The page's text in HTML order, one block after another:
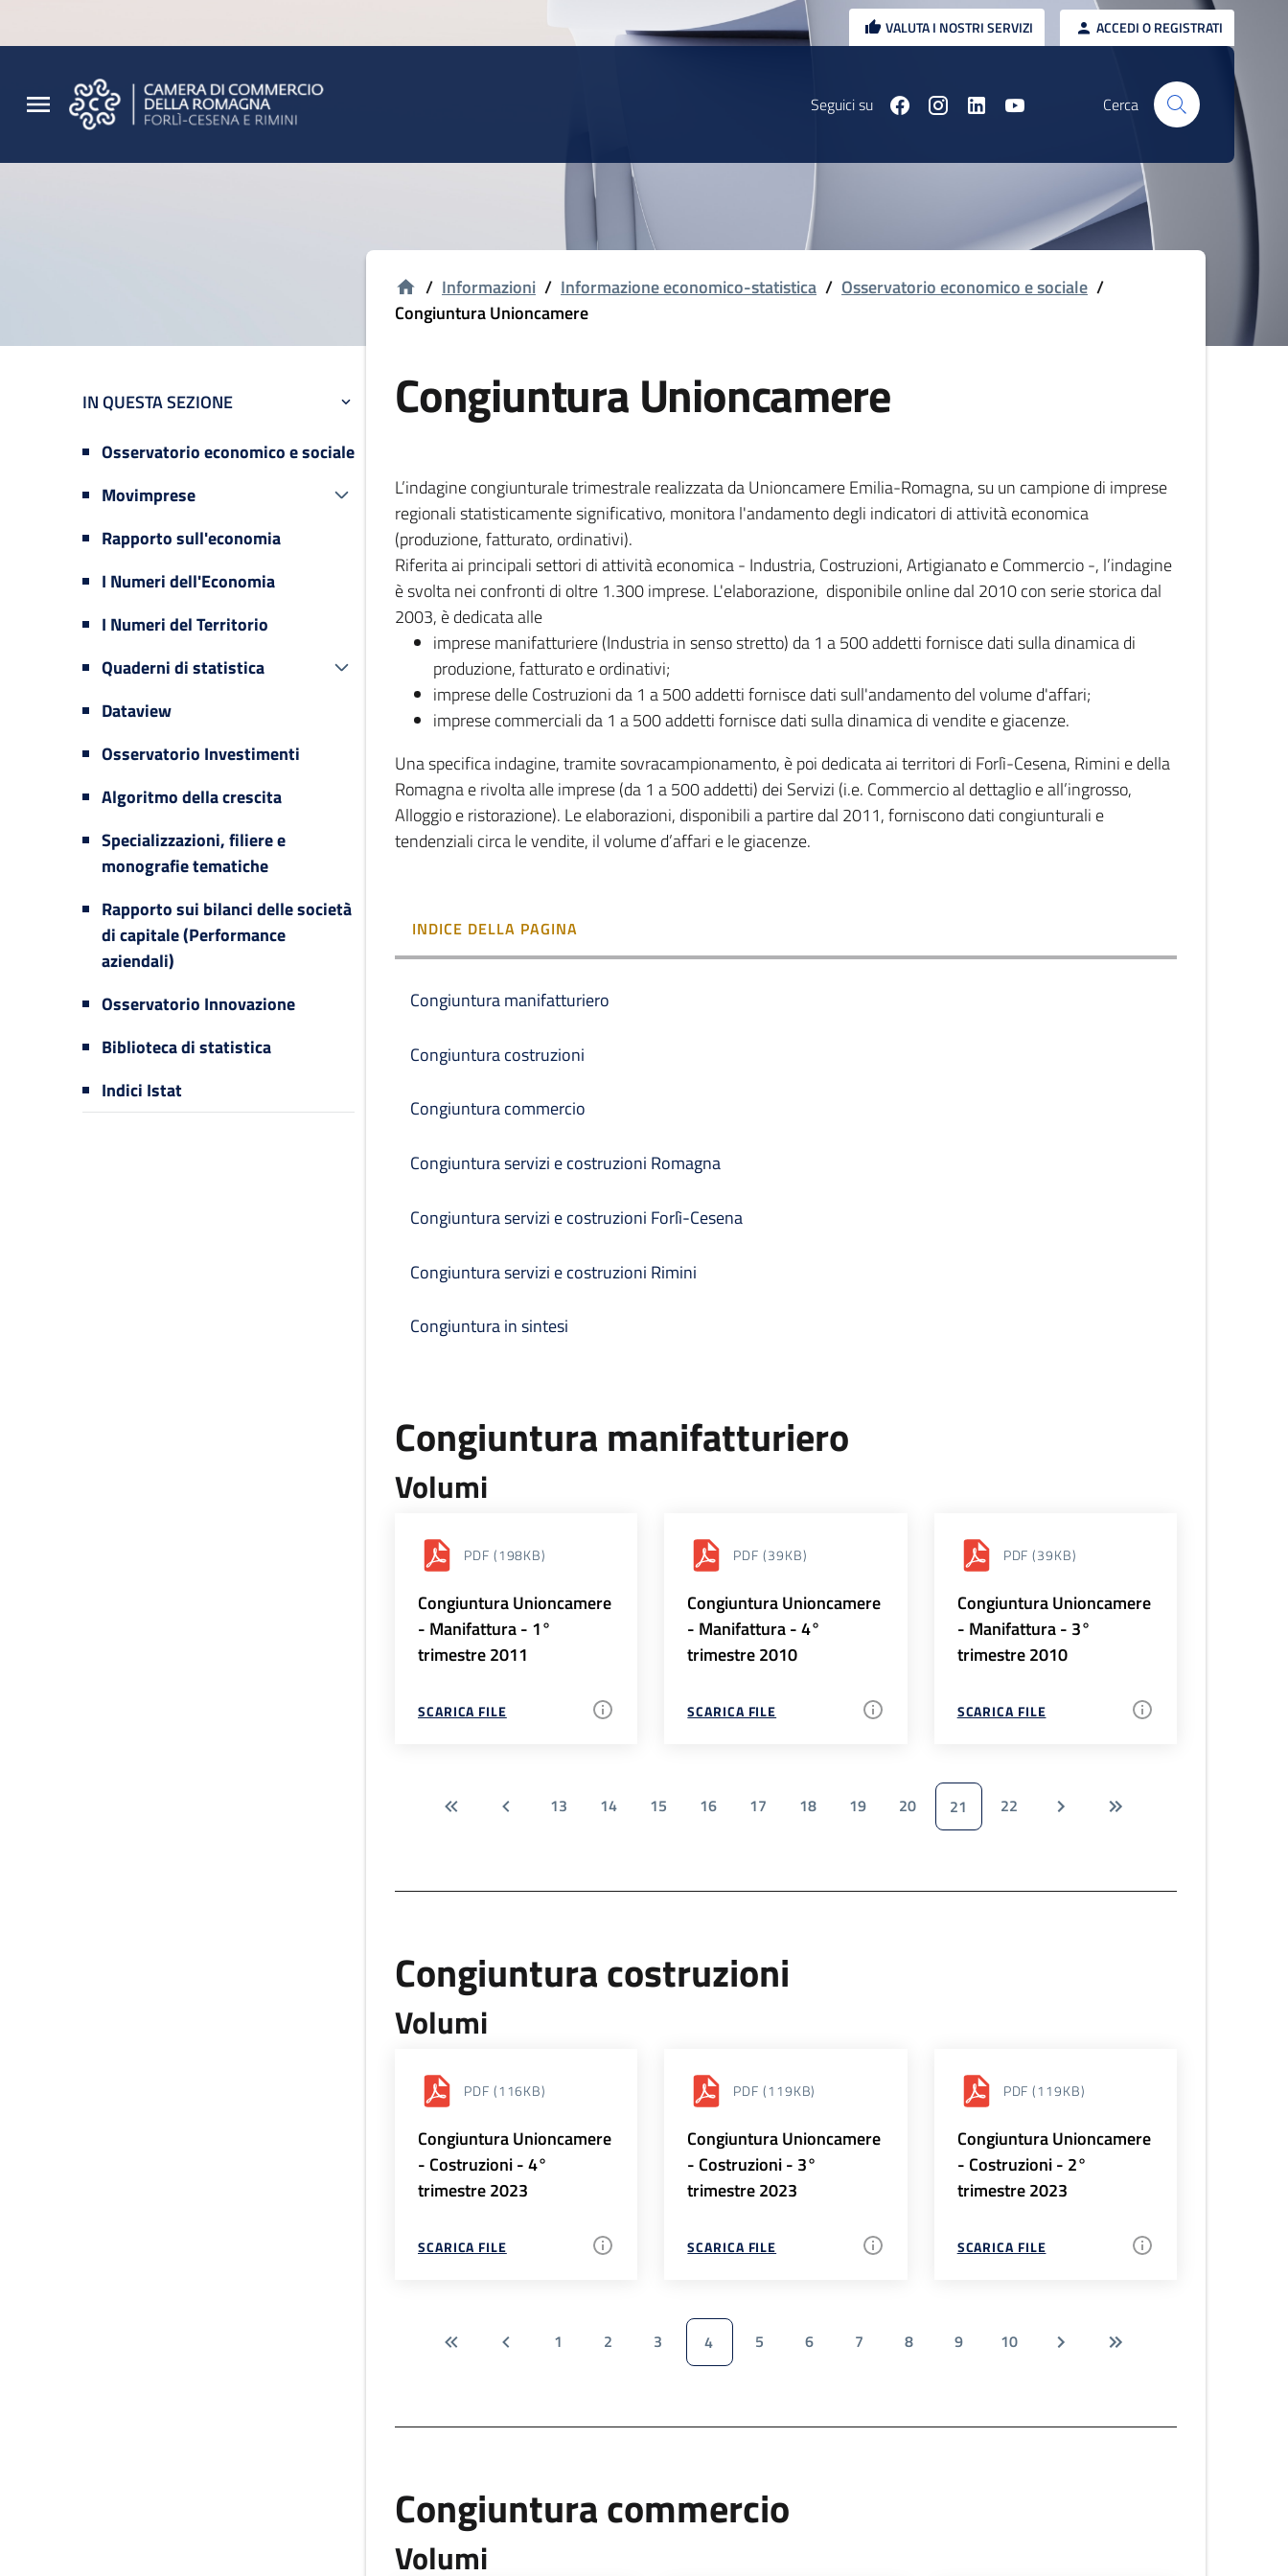
VALUTA I NOSTRI SERVIZI ACCEDI O REGISTRATI
Seguici su Cerca
IN QUESTA SEZIONE
Osservatorio economico e sociale
Movimprese
Rapporto sull'economia
I Numeri dell'Economia
I Numeri del Territorio
Quaderni di statistica
Dataview
Osservatorio Investimenti
Algoritmo della crescita
Specializzazioni, filiere e
monografie tematiche
Rapporto sui bilanci delle società
di capitale (Performance
aziendali)
Osservatorio Innovazione
Biblioteca di statistica
Indici Istat
/ Informazioni / Informazione economico-statistica / Osservatorio economico e sociale /
Congiuntura Unioncamere
Congiuntura Unioncamere
L’indagine congiunturale trimestrale realizzata da Unioncamere Emilia-Romagna, su un campione di imprese
regionali statisticamente significativo, monitora l'andamento degli indicatori di attività economica
(produzione, fatturato, ordinativi).
Riferita ai principali settori di attività economica - Industria, Costruzioni, Artigianato e Commercio -, l’indagine
è svolta nei confronti di oltre 1.300 imprese. L'elaborazione, disponibile online dal 2010 con serie storica dal
2003, è dedicata alle
imprese manifatturiere (Industria in senso stretto) da 1 a 500 addetti fornisce dati sulla dinamica di
produzione, fatturato e ordinativi;
imprese delle Costruzioni da 1 a 500 addetti fornisce dati sull'andamento del volume d'affari;
imprese commerciali da 1 a 500 addetti fornisce dati sulla dinamica di vendite e giacenze.
Una specifica indagine, tramite sovracampionamento, è poi dedicata ai territori di Forlì-Cesena, Rimini e della
Romagna e rivolta alle imprese (da 1 a 500 addetti) dei Servizi (i.e. Commercio al dettaglio e all’ingrosso,
Alloggio e ristorazione). Le elaborazioni, disponibili a partire dal 2011, forniscono dati congiunturali e
tendenziali circa le vendite, il volume d’affari e le giacenze.
INDICE DELLA PAGINA
Congiuntura manifatturiero
Congiuntura costruzioni
Congiuntura commercio
Congiuntura servizi e costruzioni Romagna
Congiuntura servizi e costruzioni Forlì-Cesena
Congiuntura servizi e costruzioni Rimini
Congiuntura in sintesi
Congiuntura manifatturiero
Volumi
PDF (198KB)
Congiuntura Unioncamere
- Manifattura - 1°
trimestre 2011
SCARICA FILE
PDF (39KB)
Congiuntura Unioncamere
- Manifattura - 4°
trimestre 2010
SCARICA FILE
PDF (39KB)
Congiuntura Unioncamere
- Manifattura - 3°
trimestre 2010
SCARICA FILE
13 14 15 16 17 18 19 20 21 22
Congiuntura costruzioni
Volumi
PDF (116KB)
Congiuntura Unioncamere
- Costruzioni - 4°
trimestre 2023
SCARICA FILE
PDF (119KB)
Congiuntura Unioncamere
- Costruzioni - 3°
trimestre 2023
SCARICA FILE
PDF (119KB)
Congiuntura Unioncamere
- Costruzioni - 2°
trimestre 2023
SCARICA FILE
1 2 3 4 5 6 7 8 9 10
Congiuntura commercio
Volumi